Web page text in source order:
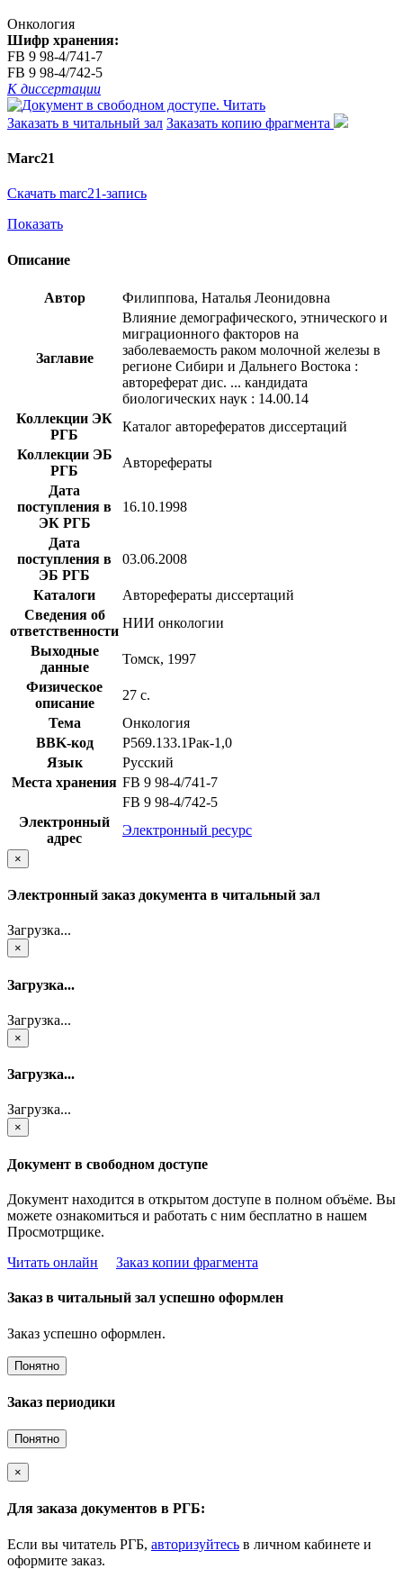
Онкология
Шифр хранения:
FB 9 98-4/741-7
FB 9 98-4/742-5
К диссертации
Читать
Заказать в читальный зал Заказать копию фрагмента
Marc21
Скачать marc21-запись
Показать
Описание
Автор Филиппова, Наталья Леонидовна
Заглавие
Влияние демографического, этнического и
миграционного факторов на
заболеваемость раком молочной железы в
регионе Сибири и Дальнего Востока :
автореферат дис. ... кандидата
биологических наук : 14.00.14
Коллекции ЭК
РГБ
Каталог авторефератов диссертаций
Коллекции ЭБ
РГБ
Авторефераты
Дата
поступления в
ЭК РГБ
16.10.1998
Дата
поступления в
ЭБ РГБ
03.06.2008
Каталоги
Авторефераты диссертаций
Сведения об
ответственности
НИИ онкологии
Выходные
данные
Томск, 1997
Физическое
описание
27 с.
Тема
Онкология
BBK-код
Р569.133.1Рак-1,0
Язык
Русский
Места хранения FB 9 98-4/741-7
FB 9 98-4/742-5
Электронный
адрес
Электронный ресурс
×
Электронный заказ документа в читальный зал
Загрузка...
×
Загрузка...
Загрузка...
×
Загрузка...
Загрузка...
×
Документ в свободном доступе
Документ находится в открытом доступе в полном объёме. Вы
можете ознакомиться и работать с ним бесплатно в нашем
Просмотрщике.
Читать онлайн
Заказ копии фрагмента
Заказ в читальный зал успешно оформлен
Заказ успешно оформлен.
Понятно
Заказ периодики
Понятно
×
Для заказа документов в РГБ:
Если вы читатель РГБ, авторизуйтесь в личном кабинете и
оформите заказ.